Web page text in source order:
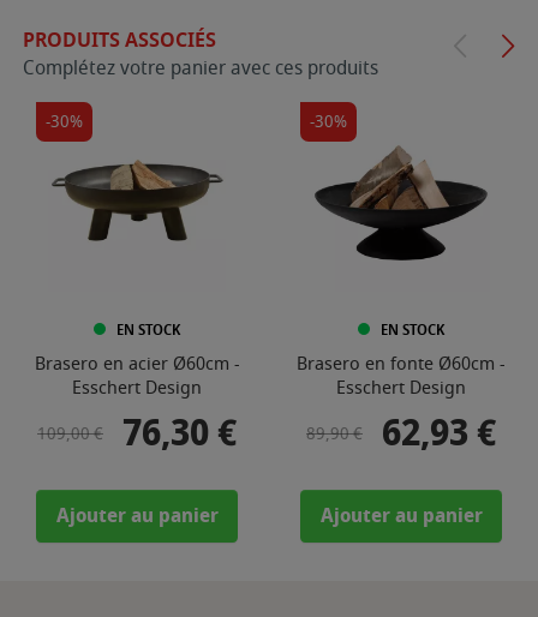
PRODUITS ASSOCIÉS
Complétez votre panier avec ces produits
-30%
EN STOCK
Brasero en acier Ø60cm -
Esschert Design
Prix de base
109,00 € Prix
76,30 €
Ajouter au panier
-30%
EN STOCK
Brasero en fonte Ø60cm -
Esschert Design
Prix de base
89,90 € Prix
62,93 €
Ajouter au panier